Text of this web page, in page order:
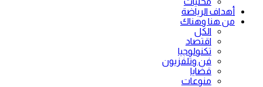
أهداف الرياضة
من هنا وهناك
الكل
اقتصاد
تكنولوجيا
فن وتلفزيون
قضايا
منوعات